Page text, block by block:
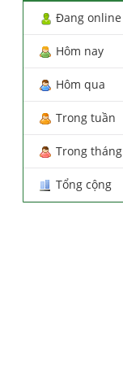
Đang online
Hôm nay
Hôm qua
Trong tuần
Trong tháng
Tổng cộng